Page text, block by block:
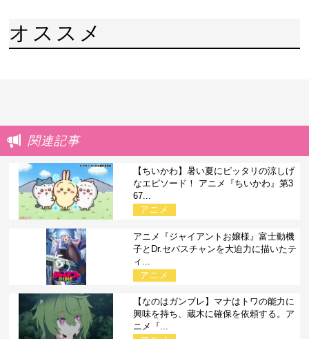
オススメ
関連記事
【ちいかわ】暑い夏にピッタリの涼しげ
なエピソード！ アニメ『ちいかわ』第3
67...
アニメ
アニメ『ジャイアントお嬢様』富士動機
子とDr.セバスチャンを大迫力に描いたテ
ィ...
アニメ
【なのはガンブレ】マナはトワの能力に
興味を持ち、蔵木に確保を依頼する。ア
ニメ『...